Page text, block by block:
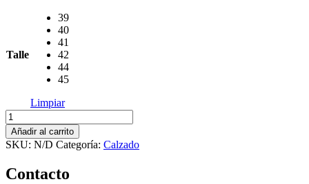
Talle
39
40
41
42
44
45
Limpiar
zapatillas
botitas
bozaki
supra
Añadir al carrito
SKU: N/D Categoría: Calzado
Contacto